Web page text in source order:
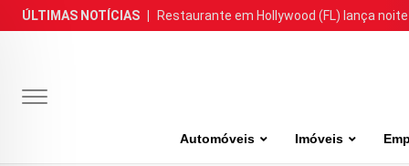
Skip
to
ÚLTIMAS NOTÍCIAS Restaurante em Hollywood (FL) lança
Automóveis Imóveis